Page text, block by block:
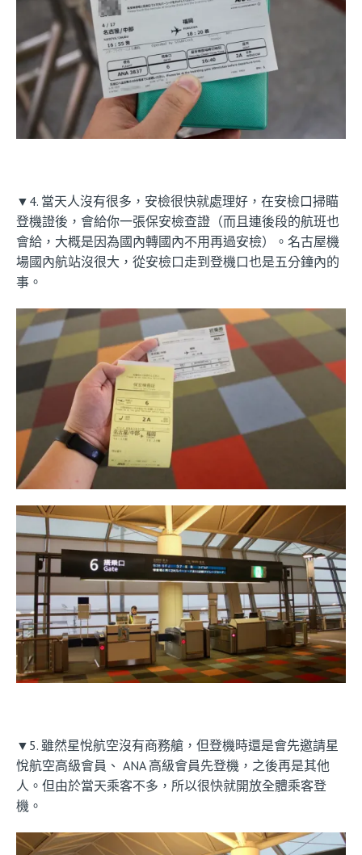
▼4. 當天人沒有很多，安檢很快就處理好，在安檢口掃瞄
登機證後，會給你一張保安檢查證（而且連後段的航班也
會給，大概是因為國內轉國內不用再過安檢）。名古屋機
場國內航站沒很大，從安檢口走到登機口也是五分鐘內的
事。
▼5. 雖然星悅航空沒有商務艙，但登機時還是會先邀請星
悅航空高級會員、 ANA 高級會員先登機，之後再是其他
人。但由於當天乘客不多，所以很快就開放全體乘客登
機。